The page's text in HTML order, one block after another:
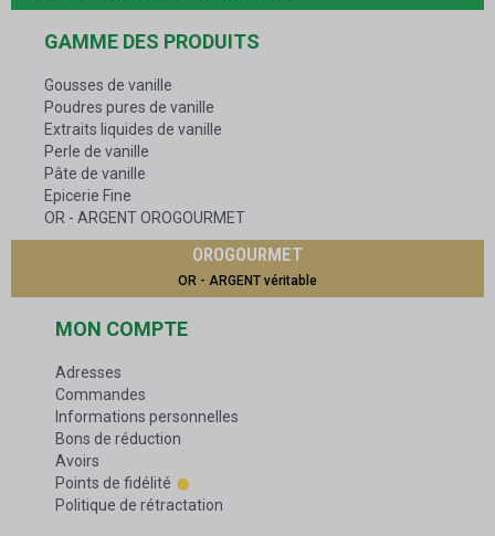
GAMME DES PRODUITS
Gousses de vanille
Poudres pures de vanille
Extraits liquides de vanille
Perle de vanille
Pâte de vanille
Epicerie Fine
OR - ARGENT OROGOURMET
OROGOURMET
OR - ARGENT véritable
MON COMPTE
Adresses
Commandes
Informations personnelles
Bons de réduction
Avoirs
Points de fidélité
Politique de rétractation